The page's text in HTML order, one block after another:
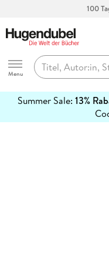
100
Hugendubel
Menu
Summer Sale: 13%
erfahren